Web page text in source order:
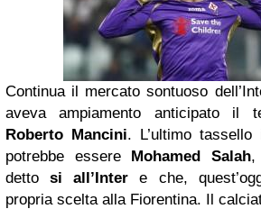
Continua il mercato sontuoso
aveva ampiamento anticipato il
Roberto Mancini. L’ultimo
potrebbe essere Mohamed Salah,
dettosi all’Inter e che,
propria scelta alla Fiorentina. Il